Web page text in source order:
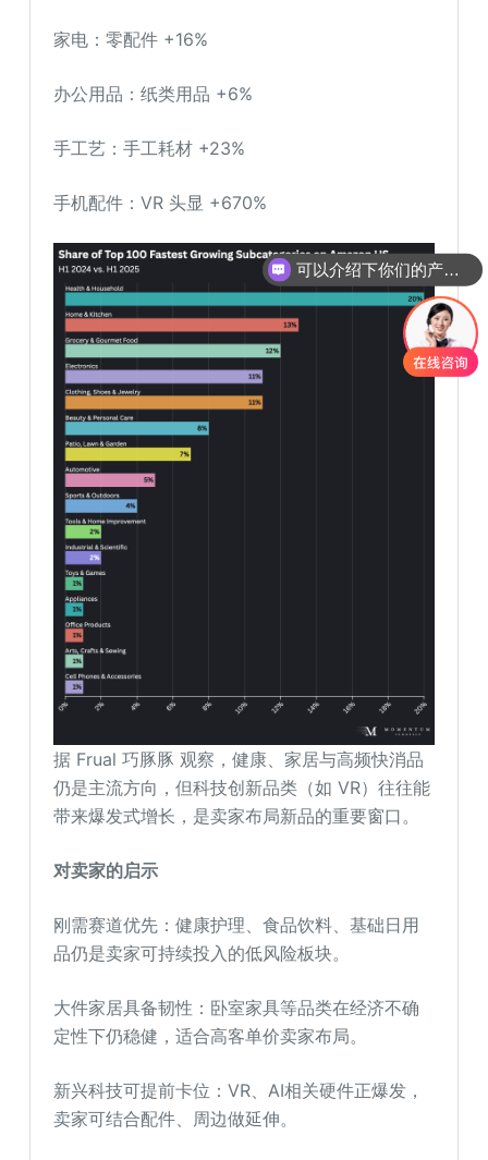
家电：零配件 +16%
办公用品：纸类用品 +6%
手工艺：手工耗材 +23%
手机配件：VR 头显 +670%
据 Frual 巧豚豚 观察，健康、家居与高频快消品
仍是主流方向，但科技创新品类（如 VR）往往能
带来爆发式增长，是卖家布局新品的重要窗口。
对卖家的启示
刚需赛道优先：健康护理、食品饮料、基础日用
品仍是卖家可持续投入的低风险板块。
大件家居具备韧性：卧室家具等品类在经济不确
定性下仍稳健，适合高客单价卖家布局。
新兴科技可提前卡位：VR、AI相关硬件正爆发，
卖家可结合配件、周边做延伸。
可以介绍下你们的产品么